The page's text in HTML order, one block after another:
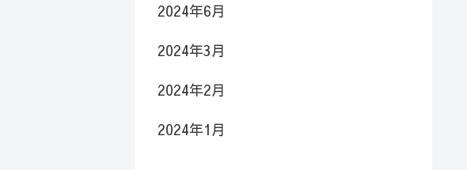
2024年6月
2024年3月
2024年2月
2024年1月